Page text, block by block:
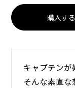
購入する
キャプテン
そんな素直な